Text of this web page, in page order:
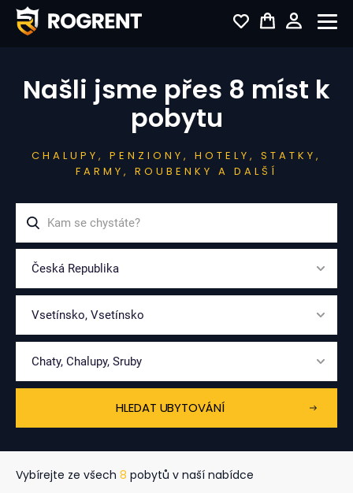
Našli jsme přes 8 míst k
pobytu
CHALUPY, PENZIONY, HOTELY, STATKY,
FARMY, ROUBENKY A DALŠÍ
Česká Republika
Vsetínsko, Vsetínsko
Chaty, Chalupy, Sruby
HLEDAT UBYTOVÁNÍ
Vybírejte ze všech 8 pobytů v naší nabídce